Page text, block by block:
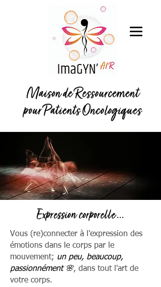
Maison de Ressourcement
pour Patients Oncologiques
Expression corporelle ...
Vous (re)connecter à l'expression des
émotions dans le corps par le
mouvement; un peu, beaucoup,
passionnément 🌸, dans tout l'art de
votre corps.